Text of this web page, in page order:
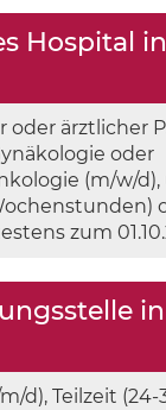
oder ärztlicher
oder
(m/w/
zum
d), Teilzeit